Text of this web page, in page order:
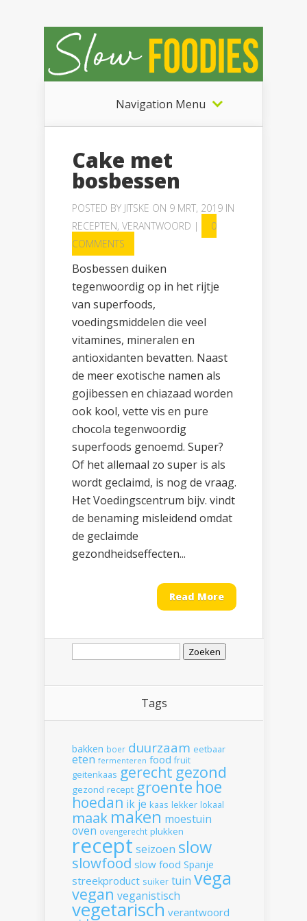
Navigation Menu
Cake met
bosbessen
POSTED BY JITSKE ON 9 MRT, 2019 IN
RECEPTEN, VERANTWOORD |
0
COMMENTS
Bosbessen duiken
tegenwoordig op in het rijtje
van superfoods,
voedingsmiddelen die veel
vitamines, mineralen en
antioxidanten bevatten. Naast
de meer exotische namen als
gojibessen en chiazaad worden
ook kool, vette vis en pure
chocola tegenwoordig
superfoods genoemd. Super?
Of het allemaal zo super is als
wordt geclaimd, is nog de vraag.
Het Voedingscentrum bijv. vindt
de benaming misleidend omdat
de geclaimde
gezondheidseffecten...
Read More
Zoeken
Tags
bakken boer duurzaam eetbaar
eten fermenteren food fruit
geitenkaas gerecht gezond
gezond recept groente hoe
hoedan ik je kaas lekker lokaal
maak maken moestuin
oven ovengerecht plukken
recept seizoen slow
slowfood slow food Spanje
streekproduct suiker tuin vega
vegan veganistisch
vegetarisch verantwoord